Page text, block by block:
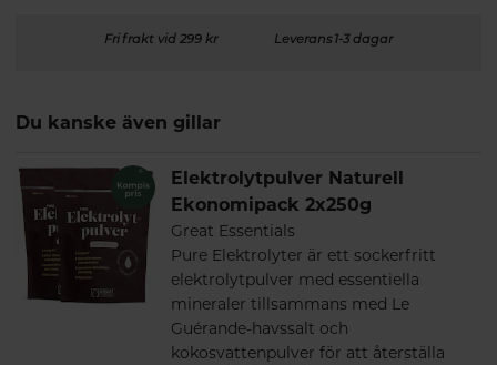
Fri frakt vid 299 kr Leverans 1-3 dagar
Du kanske även gillar
Elektrolytpulver Naturell
Ekonomipack 2x250g
Great Essentials
Pure Elektrolyter är ett sockerfritt
elektrolytpulver med essentiella
mineraler tillsammans med Le
Guérande-havssalt och
kokosvattenpulver för att återställa